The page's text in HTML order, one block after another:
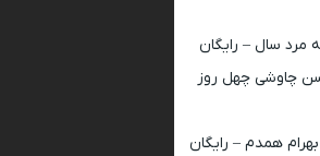
سال – رایگان
چاوشی چهل روز
همدم – رایگان